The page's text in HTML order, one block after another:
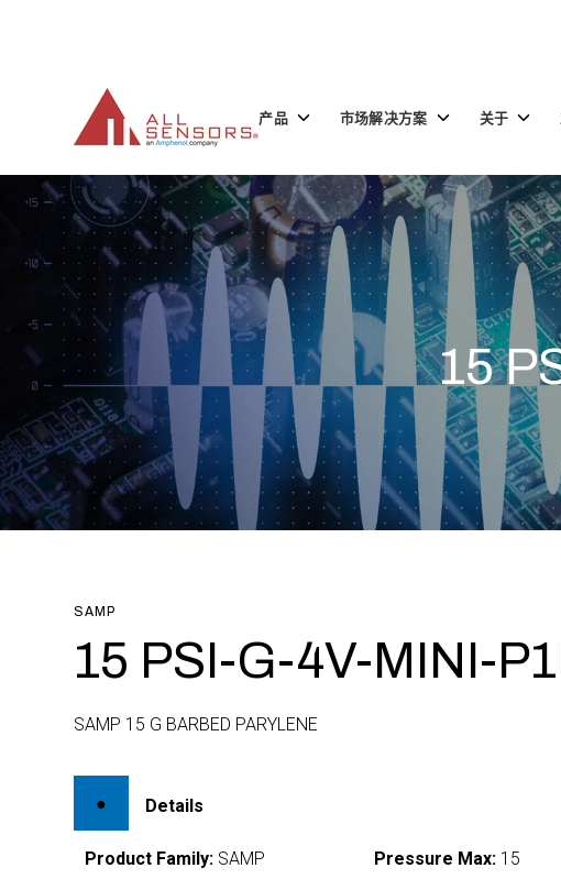
产品 Toggle
品
市场解决方案 Toggle
children
场
解
决
方
关于 Toggle
于
15
SAMP
15 PSI-G-4V-MINI-
SAMP 15 G BARBED PARYLENE
Details
Product Family: SAMP Pressure Max: 15